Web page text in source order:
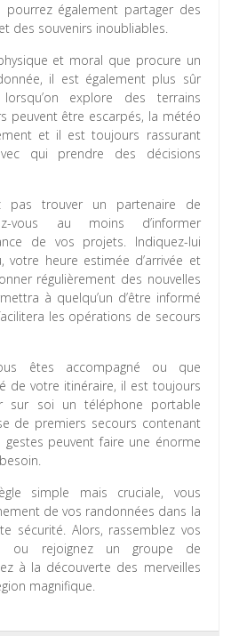
pourrez également partager des
des souvenirs inoubliables.
et moral que procure un
il est également plus sûr
explore des terrains
peuvent être escarpés, la météo
et il est toujours rassurant
qui prendre des décisions
pas trouver un partenaire de
vous au moins d’informer
de vos projets. Indiquez-lui
votre heure estimée d’arrivée et
régulièrement des nouvelles
à quelqu’un d’être informé
les opérations de secours
êtes accompagné ou que
de votre itinéraire, il est toujours
sur soi un téléphone portable
de premiers secours contenant
gestes peuvent faire une énorme
simple mais cruciale, vous
de vos randonnées dans la
sécurité. Alors, rassemblez vos
ou rejoignez un groupe de
à la découverte des merveilles
magnifique.